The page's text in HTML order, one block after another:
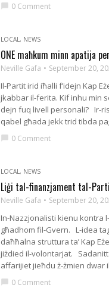
0 Comment
LOCAL , NEWS
ONE maħkum minn apatija
Neville Gafa September 20,
Il-Partit irid iħalli f’idejn Kap
jkabbar il-ferita. Kif inhu min
dejn fuq livell personali? Ir-
qabel għada jekk trid tibda
0 Comment
LOCAL , NEWS
Liġi tal-finanzjament tal-
Neville Gafa September 20,
In-Nazzjonalisti kienu kontra
għadhom fil-Gvern. L-idea
daħħalna struttura ta’ Kap
jiżdied il-volontarjat.
affarijiet jieħdu ż-żmien
0 Comment